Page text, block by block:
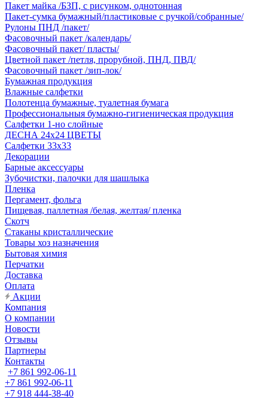
Пакет майка /БЗП, с рисунком, однотонная
Пакет-сумка бумажный/пластиковые с ручкой/собранные/
Рулоны ПНД /пакет/
Фасовочный пакет /календарь/
Фасовочный пакет/ пласты/
Цветной пакет /петля, прорубной, ПНД, ПВД/
Фасовочный пакет /зип-лок/
Бумажная продукция
Влажные салфетки
Полотенца бумажные, туалетная бумага
Профессиональныя бумажно-гигиеническая продукция
Салфетки 1-но слойные
ДЕСНА 24х24 ЦВЕТЫ
Салфетки 33х33
Декорации
Барные аксессуары
Зубочистки, палочки для шашлыка
Пленка
Пергамент, фольга
Пищевая, паллетная /белая, желтая/ пленка
Скотч
Стаканы кристаллические
Товары хоз назначения
Бытовая химия
Перчатки
Доставка
Оплата
Акции
Компания
О компании
Новости
Отзывы
Партнеры
Контакты
+7 861 992-06-11
+7 861 992-06-11
+7 918 444-38-40